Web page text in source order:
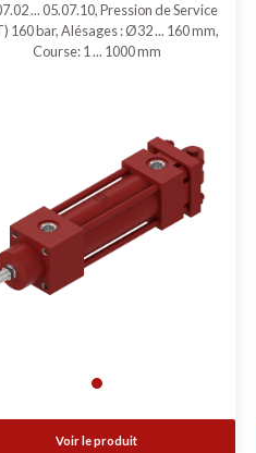
... 05.07.10, Pression de Service
160 bar, Alésages : Ø32 ... 160 mm,
Course: 1 ... 1000 mm
Voir le produit